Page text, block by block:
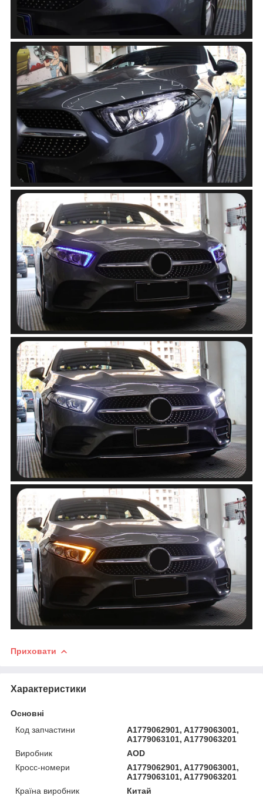
Приховати
Характеристики
Основні
Код запчастини
A1779062901, A1779063001,
A1779063101, A1779063201
Виробник
AOD
Кросс-номери
A1779062901, A1779063001,
A1779063101, A1779063201
Країна виробник
Китай